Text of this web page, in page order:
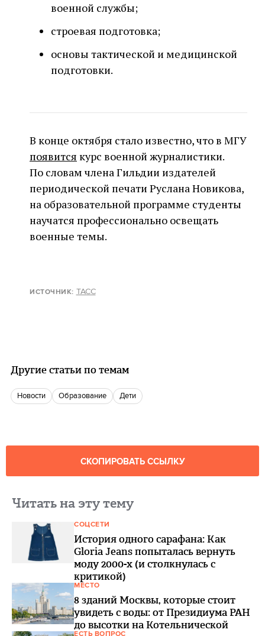
военной службы;
строевая подготовка;
основы тактической и медицинской
подготовки.
В конце октября стало известно, что в МГУ
появится курс военной журналистики.
По словам члена Гильдии издателей
периодической печати Руслана Новикова,
на образовательной программе студенты
научатся профессионально освещать
военные темы.
ИСТОЧНИК: ТАСС
Другие статьи по темам
новости Образование Дети
СКОПИРОВАТЬ ССЫЛКУ
Читать на эту тему
СОЦСЕТИ
История одного сарафана: Как
Gloria Jeans попыталась вернуть
моду 2000-х (и столкнулась с
критикой)
МЕСТО
8 зданий Москвы, которые стоит
увидеть с воды: от Президиума РАН
до высотки на Котельнической
ЕСТЬ ВОПРОС